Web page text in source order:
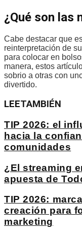
¿Qué son las
Cabe destacar que
reinterpretación de
para colocar en
manera, estos
sobrio a otras con
divertido.
LEETAMBIÉN
TIP 2026: el
hacia la
comunidades
¿El streaming
apuesta de
TIP 2026:
creación para
marketing